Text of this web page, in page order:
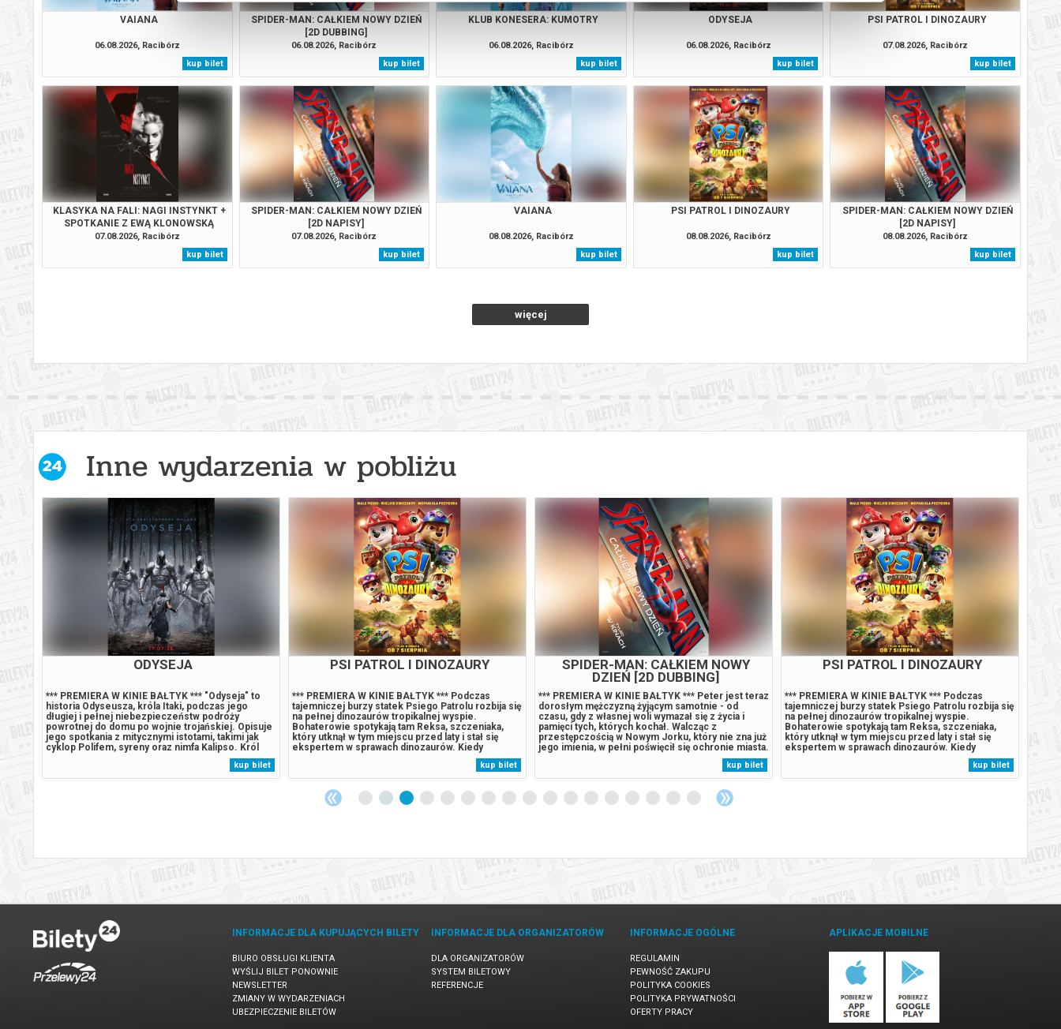
VAIANA
06.08.2026, Racibórz
kup bilet
SPIDER-MAN: CAŁKIEM NOWY DZIEŃ
[2D DUBBING]
06.08.2026, Racibórz
kup bilet
KLUB KONESERA: KUMOTRY
06.08.2026, Racibórz
kup bilet
ODYSEJA
06.08.2026, Racibórz
kup bilet
PSI PATROL I DINOZAURY
07.08.2026, Racibórz
kup bilet
KLASYKA NA FALI: NAGI INSTYNKT +
SPOTKANIE Z EWĄ KLONOWSKĄ
07.08.2026, Racibórz
kup bilet
SPIDER-MAN: CAŁKIEM NOWY DZIEŃ
[2D NAPISY]
07.08.2026, Racibórz
kup bilet
VAIANA
08.08.2026, Racibórz
kup bilet
PSI PATROL I DINOZAURY
08.08.2026, Racibórz
kup bilet
SPIDER-MAN: CAŁKIEM NOWY DZIEŃ
[2D NAPISY]
08.08.2026, Racibórz
kup bilet
więcej
Inne wydarzenia w pobliżu
już
ODYSEJA
*** PREMIERA W KINIE BAŁTYK *** "Odyseja" to
historia Odyseusza, króla Itaki, podczas jego
długiej i pełnej niebezpieczeństw podróży
powrotnej do domu po wojnie trojańskiej. Opisuje
jego spotkania z mitycznymi istotami, takimi jak
cyklop Polifem, syreny oraz nimfa Kalipso. Król
robi wszystko, by wrócić do ukochanej żony
Penelopy. (filmweb.pl)******* Bezpieczne zakupy w
Bilety24. W przypadku odwołania...
kup bilet
PSI PATROL I DINOZAURY
*** PREMIERA W KINIE BAŁTYK *** Podczas
tajemniczej burzy statek Psiego Patrolu rozbija się
na pełnej dinozaurów tropikalnej wyspie.
Bohaterowie spotykają tam Reksa, szczeniaka,
który utknął w tym miejscu przed laty i stał się
ekspertem w sprawach dinozaurów. Kiedy
Humdinger, główny rywal Psiego Patrolu, zaczyna
lekkomyślnie eksploatować zasoby naturalne
wyspy, doprowadza do wybuchu ogromnego,
uśpionego...
kup bilet
SPIDER-MAN: CAŁKIEM NOWY
DZIEŃ [2D DUBBING]
*** PREMIERA W KINIE BAŁTYK *** Peter jest teraz
dorosłym mężczyzną żyjącym samotnie - od
czasu, gdy z własnej woli wymazał się z życia i
pamięci tych, których kochał. Walcząc z
przestępczością w Nowym Jorku, który nie zna już
jego imienia, w pełni poświęcił się ochronie miasta.
Gdy rosnące wymagania zaczynają go przytłaczać,
presja wywołuje zaskakującą fizyczną przemianę,
która zagraża jego istnieniu,...
kup bilet
PSI PATROL I DINOZAURY
*** PREMIERA W KINIE BAŁTYK *** Podczas
tajemniczej burzy statek Psiego Patrolu rozbija się
na pełnej dinozaurów tropikalnej wyspie.
Bohaterowie spotykają tam Reksa, szczeniaka,
który utknął w tym miejscu przed laty i stał się
ekspertem w sprawach dinozaurów. Kiedy
Humdinger, główny rywal Psiego Patrolu, zaczyna
lekkomyślnie eksploatować zasoby naturalne
wyspy, doprowadza do wybuchu ogromnego,
kup bilet
który
INFORMACJE DLA KUPUJĄCYCH BILETY
BIURO OBSŁUGI KLIENTA
WYŚLIJ BILET PONOWNIE
NEWSLETTER
ZMIANY W WYDARZENIACH
UBEZPIECZENIE BILETÓW
INFORMACJE DLA ORGANIZATORÓW
DLA ORGANIZATORÓW
SYSTEM BILETOWY
REFERENCJE
INFORMACJE OGÓLNE
REGULAMIN
PEWNOŚĆ ZAKUPU
POLITYKA COOKIES
POLITYKA PRYWATNOŚCI
OFERTY PRACY
APLIKACJE MOBILNE